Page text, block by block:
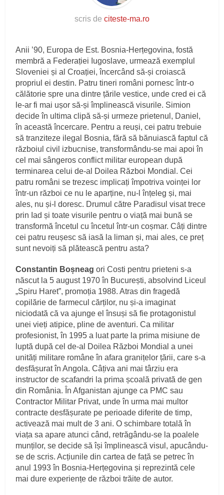
scris de citeste-ma.ro
Anii ’90, Europa de Est. Bosnia-Herțegovina, fostă
membră a Federației Iugoslave, urmează exemplul
Sloveniei și al Croației, încercând să-și croiască
propriul ei destin. Patru tineri români pornesc într-o
călătorie spre una dintre țările vestice, unde cred ei că
le-ar fi mai ușor să-și împlinească visurile. Simion
decide în ultima clipă să-și urmeze prietenul, Daniel,
în această încercare. Pentru a reuși, cei patru trebuie
să tranziteze ilegal Bosnia, fără să bănuiască faptul că
războiul civil izbucnise, transformându-se mai apoi în
cel mai sângeros conflict militar european după
terminarea celui de-al Doilea Război Mondial. Cei
patru români se trezesc implicați împotriva voinței lor
într-un război ce nu le aparține, nu-l înțeleg și, mai
ales, nu și-l doresc. Drumul către Paradisul visat trece
prin Iad și toate visurile pentru o viață mai bună se
transformă încetul cu încetul într-un coșmar. Câți dintre
cei patru reușesc să iasă la liman și, mai ales, ce preț
sunt nevoiți să plătească pentru asta?
Constantin Boșneag ori Costi pentru prieteni s-a
născut la 5 august 1970 în București, absolvind Liceul
„Spiru Haret”, promoția 1988. Atras din fragedă
copilărie de farmecul cărților, nu și-a imaginat
niciodată că va ajunge el însuși să fie protagonistul
unei vieți atipice, pline de aventuri. Ca militar
profesionist, în 1995 a luat parte la prima misiune de
luptă după cel de-al Doilea Război Mondial a unei
unități militare române în afara granițelor țării, care s-a
desfășurat în Angola. Câțiva ani mai târziu era
instructor de scafandri la prima școală privată de gen
din România. În Afganistan ajunge ca PMC sau
Contractor Militar Privat, unde în urma mai multor
contracte desfășurate pe perioade diferite de timp,
activează mai mult de 3 ani. O schimbare totală în
viața sa apare atunci când, retrăgându-se la poalele
munților, se decide să își împlinească visul, apucându-
se de scris. Acțiunile din cartea de față se petrec în
anul 1993 în Bosnia-Herțegovina și reprezintă cele
mai dure experiențe de război trăite de autor.